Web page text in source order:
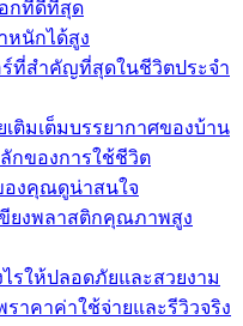
กที่ดีที่สุด
หนักได้สูง
ร์ที่สำคัญที่สุดในชีวิตประจำ
ติมเต็มบรรยากาศของบ้าน
กของการใช้ชีวิต
งคุณดูน่าสนใจ
เขียงพลาสติกคุณภาพสูง
รให้ปลอดภัยและสวยงาม
าคาค่าใช้จ่ายและรีวิวจริง